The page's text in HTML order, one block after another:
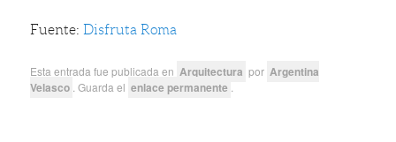
Fuente:Disfruta Roma
Esta entrada fue publicada en Arquitectura por Argentina
Velasco . Guarda el enlace permanente